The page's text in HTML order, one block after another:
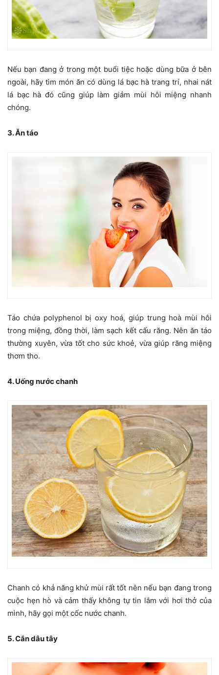
Nếu bạn đang ở trong một buổi tiệc hoặc dùng bữa ở bên
ngoài, hãy tìm món ăn có dùng lá bạc hà trang trí, nhai nát
lá bạc hà đó cũng giúp làm giảm mùi hôi miệng nhanh
chóng.
3. Ăn táo
Táo chứa polyphenol bị oxy hoá, giúp trung hoà mùi hôi
trong miệng, đồng thời, làm sạch kết cấu răng. Nên ăn táo
thường xuyên, vừa tốt cho sức khoẻ, vừa giúp răng miệng
thơm tho.
4. Uống nước chanh
Chanh có khả năng khử mùi rất tốt nên nếu bạn đang trong
cuộc hẹn hò và cảm thấy không tự tin lắm với hơi thở của
mình, hãy gọi một cốc nước chanh.
5. Cắn dâu tây